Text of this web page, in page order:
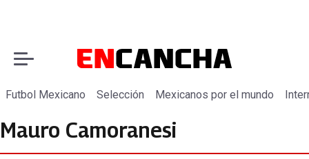
Futbol Mexicano Selección Mexicanos por el mundo
Mauro Camoranesi